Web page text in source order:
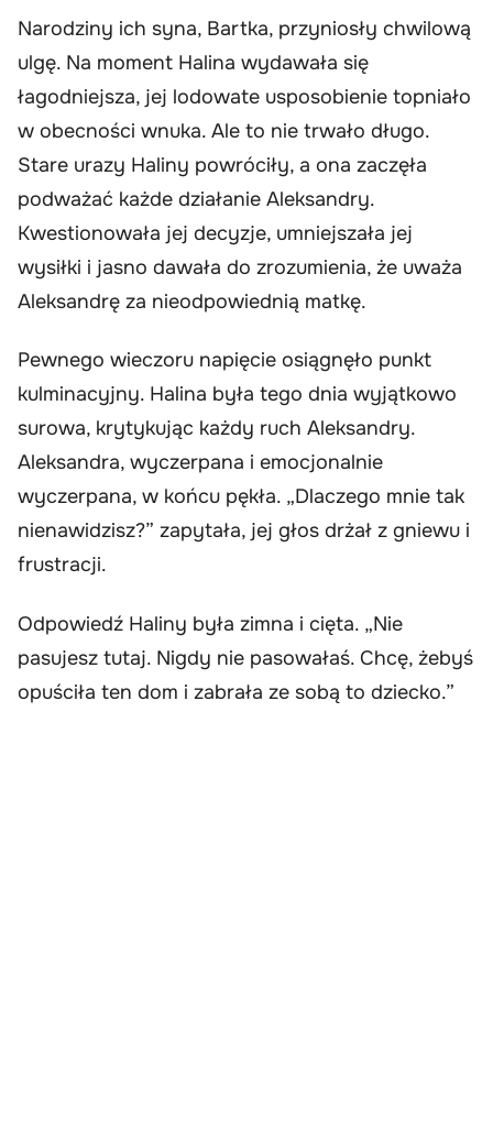
Narodziny ich syna, Bartka, przyniosły chwilową
ulgę. Na moment Halina wydawała się
łagodniejsza, jej lodowate usposobienie topniało
w obecności wnuka. Ale to nie trwało długo.
Stare urazy Haliny powróciły, a ona zaczęła
podważać każde działanie Aleksandry.
Kwestionowała jej decyzje, umniejszała jej
wysiłki i jasno dawała do zrozumienia, że uważa
Aleksandrę za nieodpowiednią matkę.
Pewnego wieczoru napięcie osiągnęło punkt
kulminacyjny. Halina była tego dnia wyjątkowo
surowa, krytykując każdy ruch Aleksandry.
Aleksandra, wyczerpana i emocjonalnie
wyczerpana, w końcu pękła. „Dlaczego mnie tak
nienawidzisz?” zapytała, jej głos drżał z gniewu i
frustracji.
Odpowiedź Haliny była zimna i cięta. „Nie
pasujesz tutaj. Nigdy nie pasowałaś. Chcę, żebyś
opuściła ten dom i zabrała ze sobą to dziecko.”